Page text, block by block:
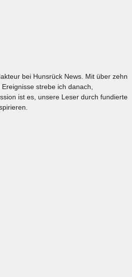
bei Hunsrück News. Mit über zehn
strebe ich danach,
ist es, unsere Leser durch fundierte